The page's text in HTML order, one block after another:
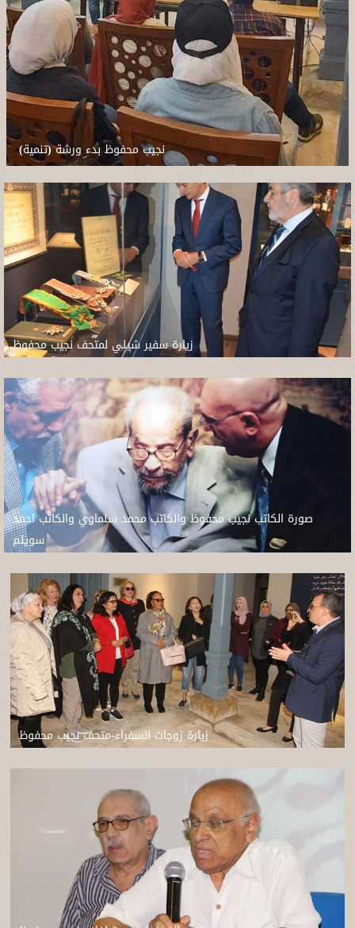
نجيب محفوظ بدء ورشة (تنمية)
زيارة سفير شيلي لمتحف نجيب محفوظ
صورة الكاتب نجيب محفوظ والكاتب محمد سلماوي والكاتب احمد
سويلم
زيارة زوجات السفراء-متحف نجيب محفوظ